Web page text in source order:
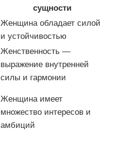
сущности
Женщина обладает силой
и устойчивостью
Женственность —
выражение внутренней
силы и гармонии
Женщина имеет
множество интересов и
амбиций